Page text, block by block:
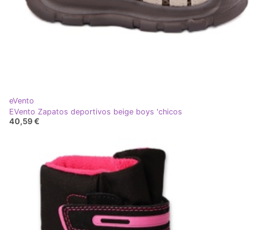
eVento
EVento Zapatos deportivos beige boys 'chicos
40,59 €